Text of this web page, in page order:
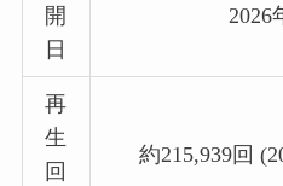
開
日
2026
再
生
回
約215,939回